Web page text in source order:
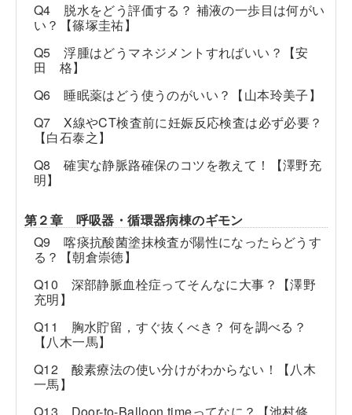
Q4 脱水をどう評価する？ 補液の一歩目は何がい
い？【篠塚圭祐】
Q5 浮腫はどうマネジメントすればいい？【安
田 格】
Q6 睡眠薬はどう使うのがいい？【山本玲美子】
Q7 X線やCT検査前に妊娠反応検査は必ず必要？
【白石泰之】
Q8 確実な静脈路確保のコツを教えて！【澤野充
明】
第２章 呼吸器・循環器病棟のギモン
Q9 喀痰抗酸菌塗抹検査が陽性になったらどうす
る？【朝倉崇徳】
Q10 深部静脈血栓症ってそんなに大事？【澤野
充明】
Q11 胸水貯留，すぐ抜くべき？ 何を調べる？
【八木一馬】
Q12 酸素療法の使い分けがわからない！【八木
一馬】